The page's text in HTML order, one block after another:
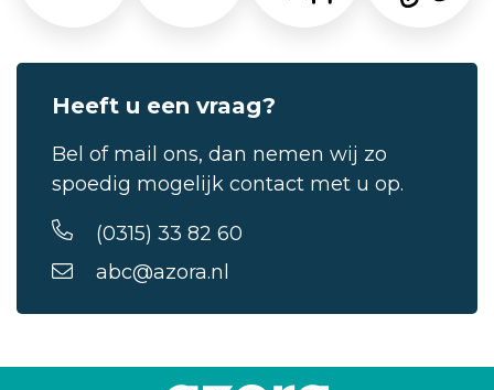
Heeft u een vraag?
Bel of mail ons, dan nemen wij zo
spoedig mogelijk contact met u op.
(0315) 33 82 60
abc@azora.nl